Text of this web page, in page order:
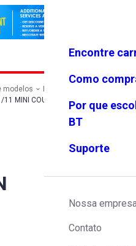
Favoritos Menu
Encontre
Como
Por que
BT
Suporte
Nossa
Contato
modelos
MINI COUNTRYMAN